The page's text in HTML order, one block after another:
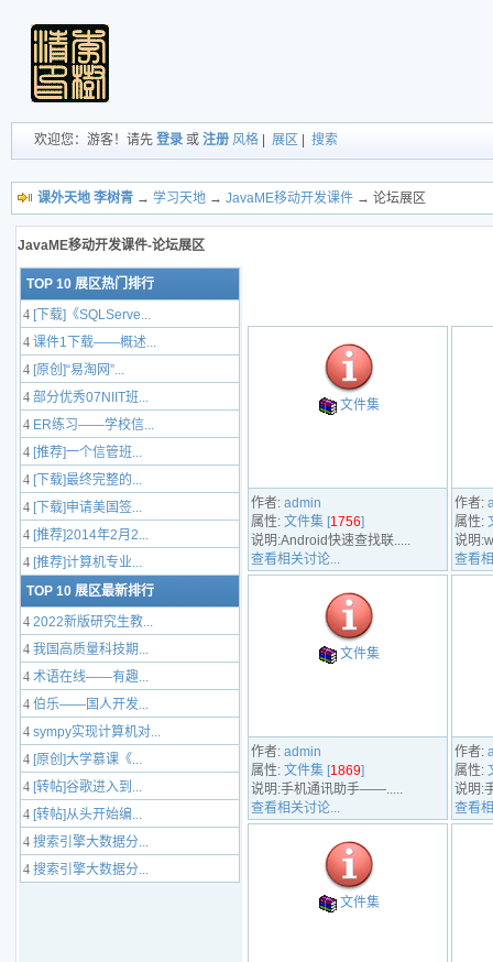
欢迎您：游客！请先 登录 或 注册 风格 展区 搜索
课外天地 李树青 → 学习天地 → JavaME移动开发课件 → 论坛展区
JavaME移动开发课件-论坛展区
TOP 10 展区热门排行
4 [下载]《SQLServe...
4 课件1下载——概述...
4 [原创]“易淘网”...
4 部分优秀07NIIT班...
4 ER练习——学校信...
4 [推荐]一个信管班...
4 [下载]最终完整的...
4 [下载]申请美国签...
4 [推荐]2014年2月2...
4 [推荐]计算机专业...
TOP 10 展区最新排行
4 2022新版研究生教...
4 我国高质量科技期...
4 术语在线——有趣...
4 伯乐——国人开发...
4 sympy实现计算机对...
4 [原创]大学慕课《...
4 [转帖]谷歌进入到...
4 [转帖]从头开始编...
4 搜索引擎大数据分...
4 搜索引擎大数据分...
文件集
作者: admin
属性: 文件集 [1756]
说明:Android快速查找联.....
查看相关讨论...
作者:
属性:
说明
查看
文件集
作者: admin
属性: 文件集 [1869]
说明:手机通讯助手——.....
查看相关讨论...
作者:
属性:
说明:
查看
文件集